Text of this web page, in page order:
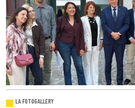
LA FOTOGALLERY